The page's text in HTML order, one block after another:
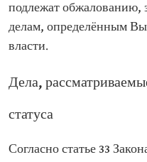
подлежат обжалованию,
делам, определённым
власти.
Дела,
статуса
Согласно статье 33